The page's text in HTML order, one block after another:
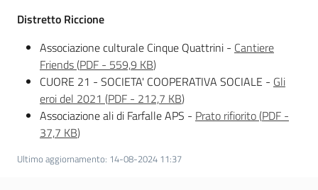
Distretto Riccione
Associazione culturale Cinque Quattrini - Cantiere
Friends(PDF - 559,9 KB)
CUORE 21 - SOCIETA' COOPERATIVA SOCIALE - Gli
eroi del 2021 (PDF - 212,7 KB)
Associazione ali di Farfalle APS - Prato rifiorito(PDF -
37,7 KB)
Ultimo aggiornamento: 14-08-2024 11:37